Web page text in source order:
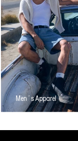
Men´s Apparel